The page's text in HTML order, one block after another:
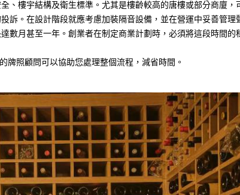
、樓宇結構及衛生標準。尤其是樓齡較高的唐樓或部分商廈
訴。在設計階段就應考慮加裝隔音設備，並在營運中妥善管理
數月甚至一年。創業者在制定商業計劃時，必須將這段時間的
牌照顧問可以協助您處理整個流程，減省時間。